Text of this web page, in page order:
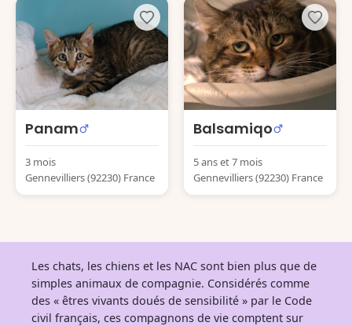
Panam
3 mois
Gennevilliers (92230) France
Balsamiqo
5 ans et 7 mois
Gennevilliers (92230) France
Les chats, les chiens et les NAC sont bien plus que de
simples animaux de compagnie. Considérés comme
des « êtres vivants doués de sensibilité » par le Code
civil français, ces compagnons de vie comptent sur